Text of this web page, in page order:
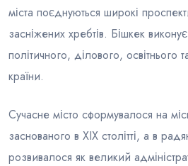
міста поєднуються широкі
засніжених хребтів. Бішкек
політичного, ділового, освітнього
країни.
Сучасне місто сформувалося на
заснованого в XIX столітті, а в
розвивалося як великий